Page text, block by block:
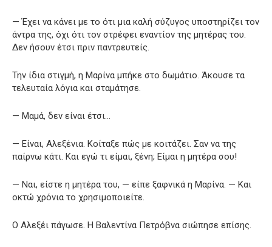
— Έχει να κάνει με το ότι μια καλή σύζυγος υποστηρίζει τον
άντρα της, όχι ότι τον στρέφει εναντίον της μητέρας του.
Δεν ήσουν έτσι πριν παντρευτείς.
Την ίδια στιγμή, η Μαρίνα μπήκε στο δωμάτιο. Άκουσε τα
τελευταία λόγια και σταμάτησε.
— Μαμά, δεν είναι έτσι…
— Είναι, Αλεξένια. Κοίταξε πώς με κοιτάζει. Σαν να της
παίρνω κάτι. Και εγώ τι είμαι, ξένη; Είμαι η μητέρα σου!
— Ναι, είστε η μητέρα του, — είπε ξαφνικά η Μαρίνα. — Και
οκτώ χρόνια το χρησιμοποιείτε.
Ο Αλεξέι πάγωσε. Η Βαλεντίνα Πετρόβνα σιώπησε επίσης.